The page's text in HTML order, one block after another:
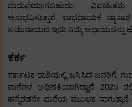
ಮದುವೆಯಾಗಬಹುದು.
ಅನುಭವಿಸುತ್ತಾರೆ. ಲಾಭದಾಯಕ
ಸಮುದಾಯದ ಇದು ನಿಮ್ಮ ಆದಾಯವನ್ನು
ಕರ್ಕ
ಕರ್ಕಾಟಕ ರಾಶಿಯಲ್ಲಿ ಜನಿಸಿದ ಜನರಿಗೆ,
ಮನೆಗಳ ಅಧಿಪತಿಯಾಗಿದ್ದಾನೆ. 2025
ಹನ್ನೆರಡನೇ ಮನೆಯ ಮೂಲಕ